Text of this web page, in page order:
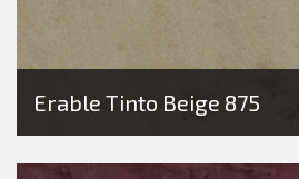
Erable Tinto Beige 875